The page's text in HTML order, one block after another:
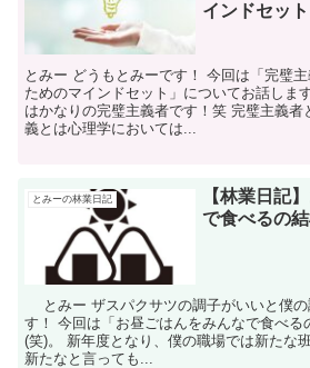
インドセット
とみー どうもとみーです！ 今回は「完璧
ためのマインドセット」についてお話しま
はかなりの完璧主義者です！笑 完璧主義者
義とは心理学においては...
とみーの林業日記
【林業日記
で食べるの
とみー ザスパクサツの調子がいいと僕の
す！ 今回は「お昼ごはんをみんなで食べる
(笑)。 新年度となり、僕の職場では新たな
新たなと言っても...